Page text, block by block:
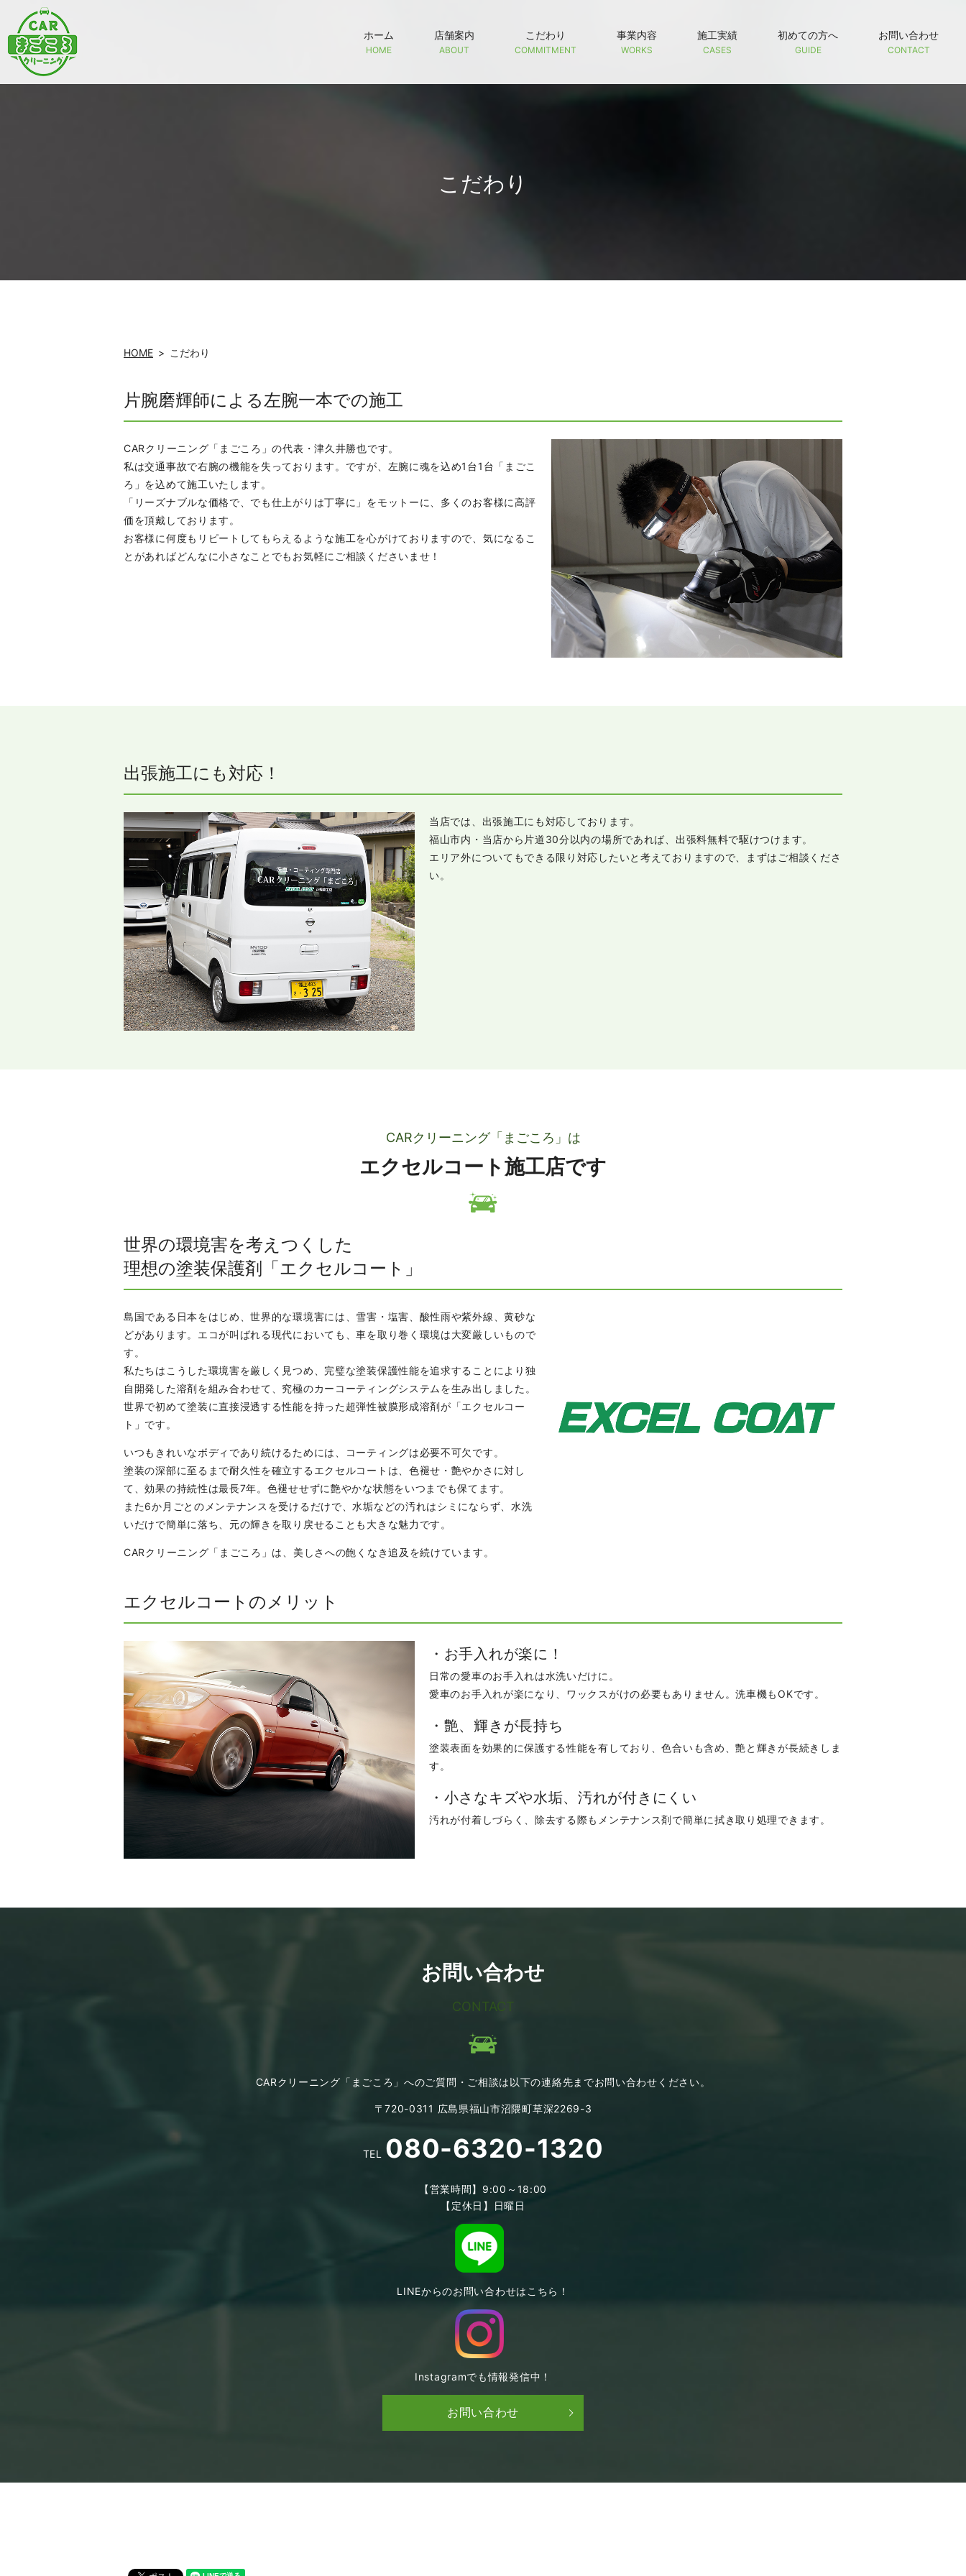
ホーム
HOME
店舗案内
ABOUT
こだわり
COMMITMENT
事業内容
WORKS
施工実績
CASES
初めての方へ
GUIDE
お問い合わせ
CONTACT
こだわり
HOME こだわり
片腕磨輝師による左腕一本での施工
CARクリーニング「まごころ」の代表・津久井勝也です。
私は交通事故で右腕の機能を失っております。ですが、左腕に魂を込め1台1台「まごこ
ろ」を込めて施工いたします。
「リーズナブルな価格で、でも仕上がりは丁寧に」をモットーに、多くのお客様に高評
価を頂戴しております。
お客様に何度もリピートしてもらえるような施工を心がけておりますので、気になるこ
とがあればどんなに小さなことでもお気軽にご相談くださいませ！
出張施工にも対応！
当店では、出張施工にも対応しております。
福山市内・当店から片道30分以内の場所であれば、出張料無料で駆けつけます。
エリア外についてもできる限り対応したいと考えておりますので、まずはご相談くださ
い。
CARクリーニング「まごころ」は
エクセルコート施工店です
世界の環境害を考えつくした
理想の塗装保護剤「エクセルコート」
島国である日本をはじめ、世界的な環境害には、雪害・塩害、酸性雨や紫外線、黄砂な
どがあります。エコが叫ばれる現代においても、車を取り巻く環境は大変厳しいもので
す。
私たちはこうした環境害を厳しく見つめ、完璧な塗装保護性能を追求することにより独
自開発した溶剤を組み合わせて、究極のカーコーティングシステムを生み出しました。
世界で初めて塗装に直接浸透する性能を持った超弾性被膜形成溶剤が「エクセルコー
ト」です。
いつもきれいなボディであり続けるためには、コーティングは必要不可欠です。
塗装の深部に至るまで耐久性を確立するエクセルコートは、色褪せ・艶やかさに対し
て、効果の持続性は最長7年。色褪せせずに艶やかな状態をいつまでも保てます。
また6か月ごとのメンテナンスを受けるだけで、水垢などの汚れはシミにならず、水洗
いだけで簡単に落ち、元の輝きを取り戻せることも大きな魅力です。
CARクリーニング「まごころ」は、美しさへの飽くなき追及を続けています。
エクセルコートのメリット
・お手入れが楽に！
日常の愛車のお手入れは水洗いだけに。
愛車のお手入れが楽になり、ワックスがけの必要もありません。洗車機もOKです。
・艶、輝きが長持ち
塗装表面を効果的に保護する性能を有しており、色合いも含め、艶と輝きが長続きしま
す。
・小さなキズや水垢、汚れが付きにくい
汚れが付着しづらく、除去する際もメンテナンス剤で簡単に拭き取り処理できます。
お問い合わせ
CONTACT
CARクリーニング「まごころ」へのご質問・ご相談は以下の連絡先までお問い合わせください。
〒720-0311 広島県福山市沼隈町草深2269-3
TEL 080-6320-1320
【営業時間】9:00～18:00
【定休日】日曜日
LINEからのお問い合わせはこちら！
Instagramでも情報発信中！
お問い合わせ